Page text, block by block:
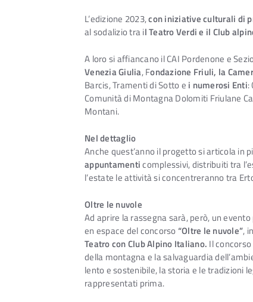
L’edizione 2023,con iniziative culturali di
al sodalizio tra il Teatro Verdi e il Club
A loro si affiancano il CAI Pordenone e
Venezia Giulia, Fondazione Friuli, la
Barcis, Tramenti di Sotto e i numerosi Enti:
Comunità di Montagna Dolomiti Friulane
Montani.
Nel dettaglio
Anche quest’anno il progetto si articola in
appuntamenticomplessivi, distribuiti tra
l’estate le attività si concentreranno tra
Oltre le nuvole
Ad aprire la rassegna sarà, però, un
en espace del concorso“Oltre le nuvole”,
Teatro con Club Alpino Italiano. Il
della montagna e la salvaguardia
lento e sostenibile, la storia e le tradizioni
rappresentati prima.